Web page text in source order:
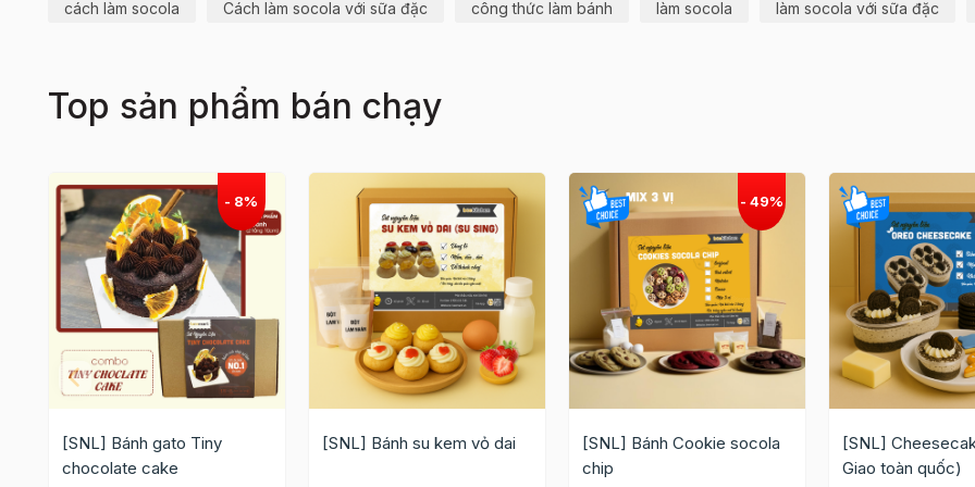
cách làm socola Cách làm socola với sữa đặc công thức làm bánh làm socola làm socola với sữa đặc
Top sản phẩm bán chạy
[SNL] Bánh gato Tiny
chocolate cake
[SNL] Bánh su kem vỏ dai
[SNL] Bánh Cookie socola
chip
[SNL]
Giao toàn quốc)